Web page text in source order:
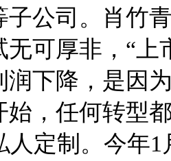
子公司。肖竹
无可厚非，“
润下降，是因
始，任何转型
定制。今年1